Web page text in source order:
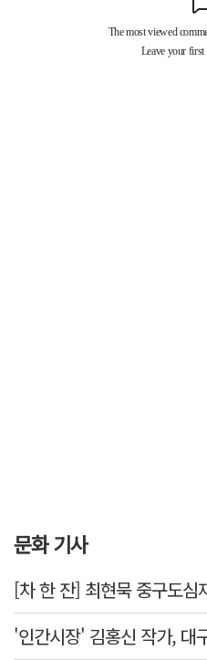
문화 기사
'인간시장' 김홍신 작가, 대